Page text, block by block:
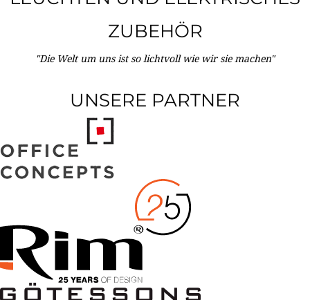
ZUBEHÖR
"Die Welt um uns ist so lichtvoll wie wir sie machen"
UNSERE PARTNER